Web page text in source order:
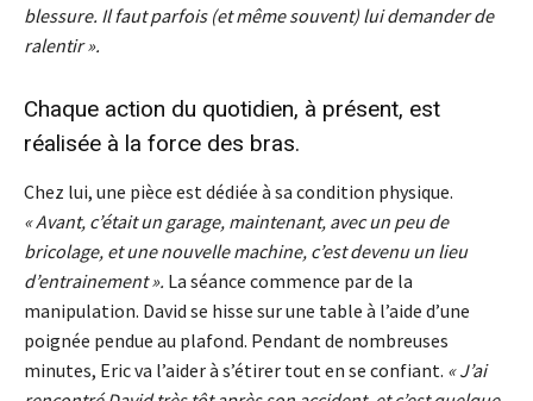
blessure. Il faut parfois (et même souvent) lui demander de
ralentir ».
Chaque action du quotidien, à présent, est
réalisée à la force des bras.
Chez lui, une pièce est dédiée à sa condition physique.
« Avant, c’était un garage, maintenant, avec un peu de
bricolage, et une nouvelle machine, c’est devenu un lieu
d’entrainement ». La séance commence par de la
manipulation. David se hisse sur une table à l’aide d’une
poignée pendue au plafond. Pendant de nombreuses
minutes, Eric va l’aider à s’étirer tout en se confiant. « J’ai